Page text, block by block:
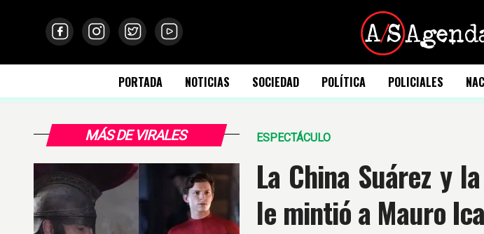
PORTADA NOTICIAS SOCIEDAD POLÍTICA POLICIALES
MÁS DE VIRALES ESPECTÁCULO
La China Suárez y
le mintió a Mauro